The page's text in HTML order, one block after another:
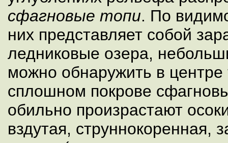
сфагновые топи. По
них представляет собой
ледниковые озера,
можно обнаружить в центре
сплошном покрове
обильно произрастают
вздутая, струннокоренная,